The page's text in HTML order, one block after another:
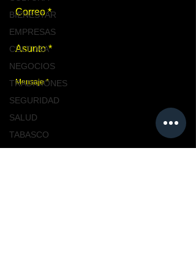
BIENESTAR
EMPRESAS
CULTURA
NEGOCIOS
TRADICIONES
SEGURIDAD
SALUD
TABASCO